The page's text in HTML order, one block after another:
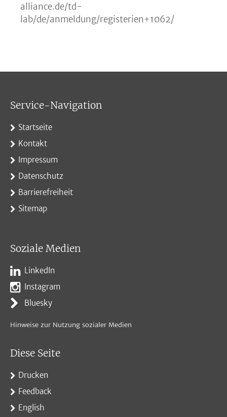
alliance.de/td-
lab/de/anmeldung/registerien+1062/
Service-Navigation
Startseite
Kontakt
Impressum
Datenschutz
Barrierefreiheit
Sitemap
Soziale Medien
LinkedIn
Instagram
Bluesky
Hinweise zur Nutzung sozialer Medien
Diese Seite
Drucken
Feedback
English